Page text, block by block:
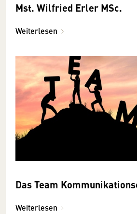
Mst. Wilfried Erler MSc.
Weiterlesen
Das Team
Weiterlesen